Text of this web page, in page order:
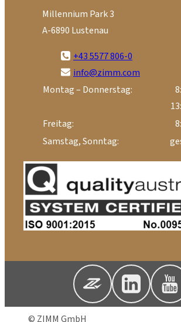
Millennium Park 3
A-6890 Lustenau
+43 5577 806-0
info@zimm.com
Montag – Donnerstag:
Freitag:
Samstag, Sonntag:
© ZIMM GmbH